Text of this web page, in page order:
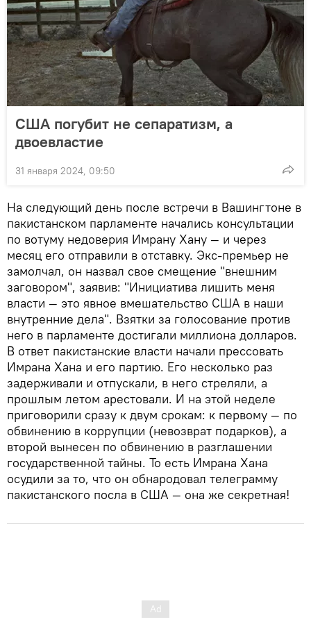
США погубит не сепаратизм, а
двоевластие
31 января 2024, 09:50
На следующий день после встречи в Вашингтоне в
пакистанском парламенте начались консультации
по вотуму недоверия Имрану Хану — и через
месяц его отправили в отставку. Экс-премьер не
замолчал, он назвал свое смещение "внешним
заговором", заявив: "Инициатива лишить меня
власти — это явное вмешательство США в наши
внутренние дела". Взятки за голосование против
него в парламенте достигали миллиона долларов.
В ответ пакистанские власти начали прессовать
Имрана Хана и его партию. Его несколько раз
задерживали и отпускали, в него стреляли, а
прошлым летом арестовали. И на этой неделе
приговорили сразу к двум срокам: к первому — по
обвинению в коррупции (невозврат подарков), а
второй вынесен по обвинению в разглашении
государственной тайны. То есть Имрана Хана
осудили за то, что он обнародовал телеграмму
пакистанского посла в США — она же секретная!